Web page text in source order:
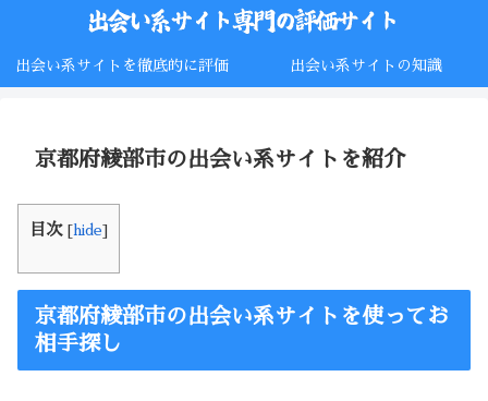
出会い系サイトを徹底的に評価 出会い系サイトの知識
京都府綾部市の出会い系サイトを紹介
目次 [ hide]
京都府綾部市の出会い系サイトを使ってお
相手探し